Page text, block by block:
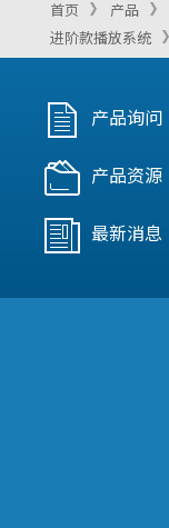
首页 产品
进阶款播放系统
产品询问
产品资源
最新消息